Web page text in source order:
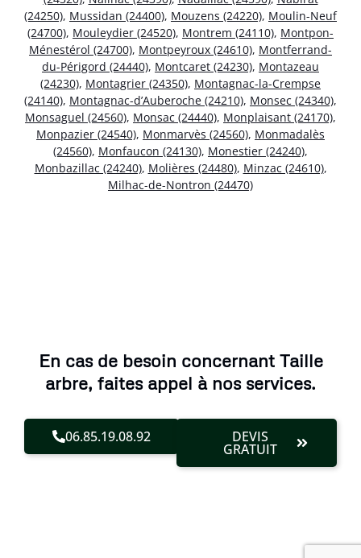
(24250), Mussidan (24400), Mouzens (24220), Moulin-Neuf
(24700), Mouleydier (24520), Montrem (24110), Montpon-
Ménestérol (24700), Montpeyroux (24610), Montferrand-
du-Périgord (24440), Montcaret (24230), Montazeau
(24230), Montagrier (24350), Montagnac-la-Crempse
(24140), Montagnac-d’Auberoche (24210), Monsec (24340),
Monsaguel (24560), Monsac (24440), Monplaisant (24170),
Monpazier (24540), Monmarvès (24560), Monmadalès
(24560), Monfaucon (24130), Monestier (24240),
Monbazillac (24240), Molières (24480), Minzac (24610),
Milhac-de-Nontron (24470)
En cas de besoin concernant Taille
arbre, faites appel à nos services.
06.85.19.08.92 DEVIS
GRATUIT